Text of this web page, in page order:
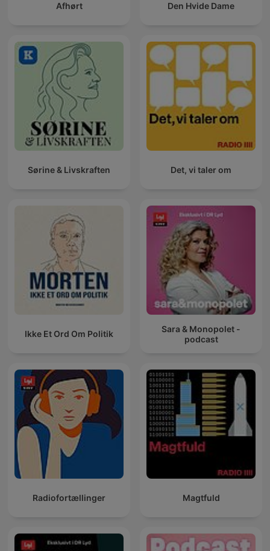
Afhørt Den Hvide Dame
Sørine & Livskraften Det, vi taler om
Ikke Et Ord Om Politik
Sara & Monopolet -
podcast
Radiofortællinger Magtfuld